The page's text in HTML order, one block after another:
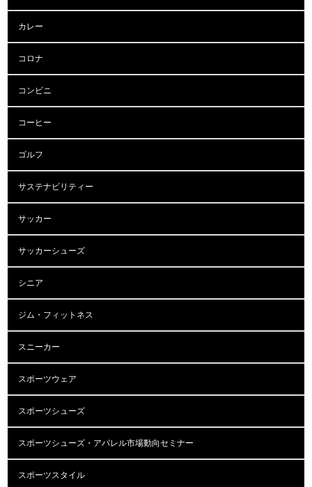
カレー
コロナ
コンビニ
コーヒー
ゴルフ
サステナビリティー
サッカー
サッカーシューズ
シニア
ジム・フィットネス
スニーカー
スポーツウェア
スポーツシューズ
スポーツシューズ・アパレル市場動向セミナー
スポーツスタイル